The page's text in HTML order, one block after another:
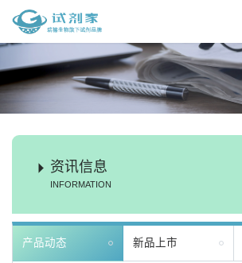
资讯信息
INFORMATION
产品动态 新品上市